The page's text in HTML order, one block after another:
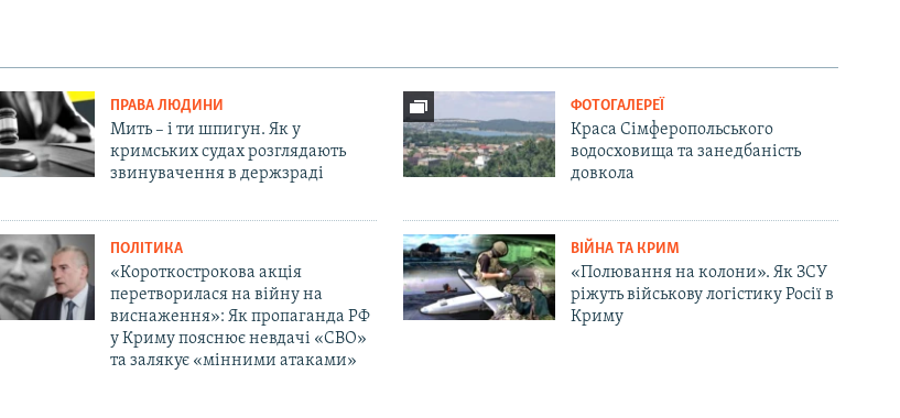
ПРАВА ЛЮДИНИ
Мить – і ти шпигун. Як у
кримських судах розглядають
звинувачення в держзраді
ФОТОГАЛЕРЕЇ
Краса Сімферопольського
водосховища та занедбаність
довкола
ПОЛІТИКА
«Короткострокова акція
перетворилася на війну на
виснаження»: Як пропаганда РФ
у Криму пояснює невдачі «СВО»
та залякує «мінними атаками»
ВІЙНА ТА КРИМ
«Полювання на колони». Як ЗСУ
ріжуть військову логістику Росії в
Криму